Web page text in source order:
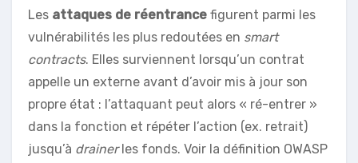
Les attaques de réentrance figurent parmi les
vulnérabilités les plus redoutées en smart
contracts. Elles surviennent lorsqu’un contrat
appelle un externe avant d’avoir mis à jour son
propre état : l’attaquant peut alors « ré-entrer »
dans la fonction et répéter l’action (ex. retrait)
jusqu’à drainerles fonds. Voir la définition OWASP